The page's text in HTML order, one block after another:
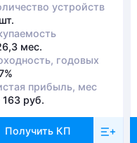
устройств
мес.
годовых
прибыль, мес
163 руб.
Получить КП